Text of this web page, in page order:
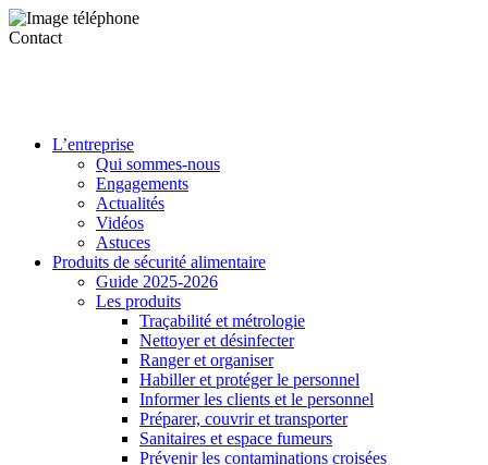
Contact
L’entreprise
Qui sommes-nous
Engagements
Actualités
Vidéos
Astuces
Produits de sécurité alimentaire
Guide 2025-2026
Les produits
Traçabilité et métrologie
Nettoyer et désinfecter
Ranger et organiser
Habiller et protéger le personnel
Informer les clients et le personnel
Préparer, couvrir et transporter
Sanitaires et espace fumeurs
Prévenir les contaminations croisées